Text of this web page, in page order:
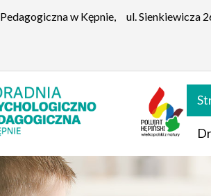
w Kępnie, ul. Sienkiewicza